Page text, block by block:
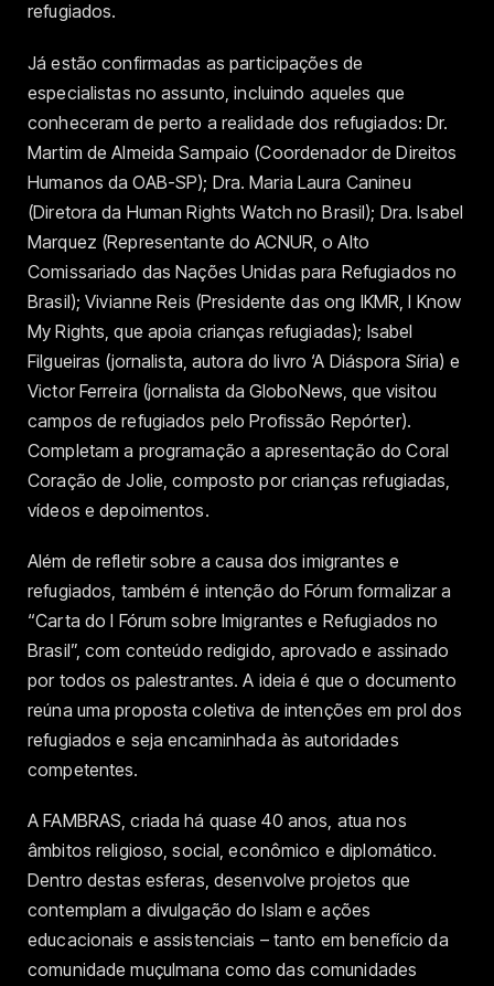
refugiados.
Já estão confirmadas as participações de
especialistas no assunto, incluindo aqueles que
conheceram de perto a realidade dos refugiados: Dr.
Martim de Almeida Sampaio (Coordenador de Direitos
Humanos da OAB-SP); Dra. Maria Laura Canineu
(Diretora da Human Rights Watch no Brasil); Dra. Isabel
Marquez (Representante do ACNUR, o Alto
Comissariado das Nações Unidas para Refugiados no
Brasil); Vivianne Reis (Presidente das ong IKMR, I Know
My Rights, que apoia crianças refugiadas); Isabel
Filgueiras (jornalista, autora do livro ‘A Diáspora Síria) e
Victor Ferreira (jornalista da GloboNews, que visitou
campos de refugiados pelo Profissão Repórter).
Completam a programação a apresentação do Coral
Coração de Jolie, composto por crianças refugiadas,
vídeos e depoimentos.
Além de refletir sobre a causa dos imigrantes e
refugiados, também é intenção do Fórum formalizar a
“Carta do I Fórum sobre Imigrantes e Refugiados no
Brasil”, com conteúdo redigido, aprovado e assinado
por todos os palestrantes. A ideia é que o documento
reúna uma proposta coletiva de intenções em prol dos
refugiados e seja encaminhada às autoridades
competentes.
A FAMBRAS, criada há quase 40 anos, atua nos
âmbitos religioso, social, econômico e diplomático.
Dentro destas esferas, desenvolve projetos que
contemplam a divulgação do Islam e ações
educacionais e assistenciais – tanto em benefício da
comunidade muçulmana como das comunidades